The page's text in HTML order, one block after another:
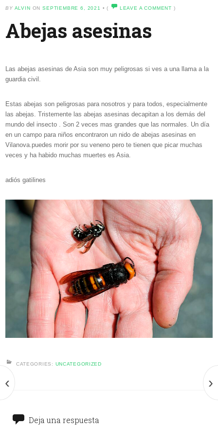
BY ALVIN ONSEPTIEMBRE 6, 2021 •( LEAVE A COMMENT )
Abejas asesinas
Las abejas asesinas de Asia son muy peligrosas si ves a una llama a la
guardia civil.
Estas abejas son peligrosas para nosotros y para todos, especialmente
las abejas. Tristemente las abejas asesinas decapitan a los demás del
mundo del insecto . Son 2 veces mas grandes que las normales. Un día
en un campo para niños encontraron un nido de abejas asesinas en
Vilanova.puedes morir por su veneno pero te tienen que picar muchas
veces y ha habido muchas muertes es Asia.
adiós gatilines
CATEGORIES: UNCATEGORIZED
‹ ›
Deja una respuesta